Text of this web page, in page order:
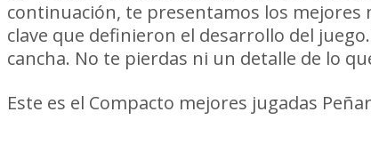
continuación, te presentamos los
clave que definieron el desarrollo del
cancha. No te pierdas ni un detalle de lo
Este es el Compacto mejores jugadas